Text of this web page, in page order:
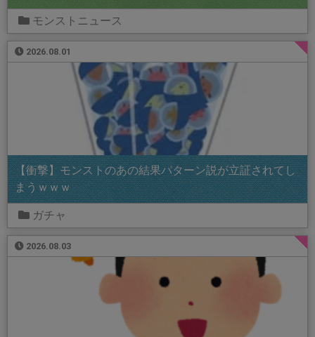
モンストニュース
2026.08.01
【衝撃】モンストのあの結果パターン説が立証されてし
まうｗｗｗ
ガチャ
2026.08.03